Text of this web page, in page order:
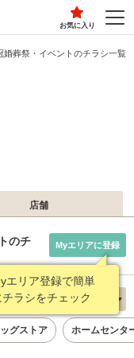
お気に入り
婚葬祭・イベントのチラシ一覧
店舗
のチ
エリア登録で簡単
チラシをチェック
Myエリアに登録
ント 新着順
ッグストア ホームセンタ